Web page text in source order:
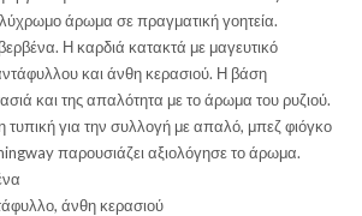
άρωμα σε πραγματική γοητεία.
Η καρδιά κατακτά με μαγευτικό
και άνθη κερασιού. Η βάση
και της απαλότητα με το άρωμα του ρυζιού.
τυπική για την συλλογή με απαλό, μπεζ φιόγκο
παρουσιάζει αξιολόγησε το άρωμα.
άνθη κερασιού